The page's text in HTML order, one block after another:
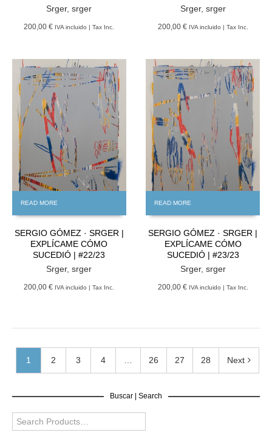
Srger,srger
200,00 € IVA incluido | Tax Inc.
Srger, srger
200,00 € IVA incluido | Tax Inc.
READ MORE
SERGIO GÓMEZ · SRGER |
EXPLÍCAME CÓMO
SUCEDIÓ | #22/23
Srger,srger
200,00 € IVA incluido | Tax Inc.
READ MORE
SERGIO GÓMEZ · SRGER |
EXPLÍCAME CÓMO
SUCEDIÓ | #23/23
Srger, srger
200,00 € IVA incluido | Tax Inc.
1 2 3 4 26 27 28 Next
Buscar | Search